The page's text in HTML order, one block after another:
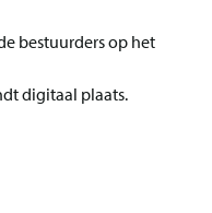
bestuurders op het
digitaal plaats.